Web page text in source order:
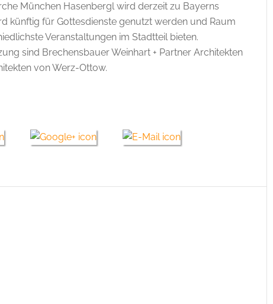
München Hasenbergl wird derzeit zu Bayerns
künftig für Gottesdienste genutzt werden und Raum
Veranstaltungen im Stadtteil bieten.
sind Brechensbauer Weinhart + Partner Architekten
von Werz-Ottow.